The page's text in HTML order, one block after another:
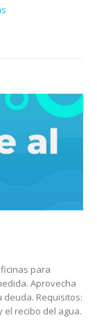
para
Aprovecha
Requisitos:
el recibo del agua.